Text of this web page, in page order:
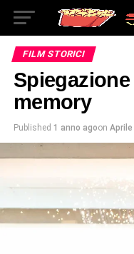
FILM STORICI
memory
Published 1 anno agoon Aprile